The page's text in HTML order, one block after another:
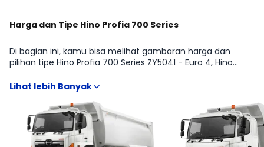
Harga dan Tipe Hino Profia 700 Series
Di bagian ini, kamu bisa melihat gambaran harga dan
pilihan tipe Hino Profia 700 Series ZY5041 - Euro 4, Hino
agar lebih mudah membandingkan fitur, transmisi, dan
budget sesuai kebutuhan TRUCK. Kami rangkum informasi
penting yang biasanya dicari sebelum beli, mulai dari
estimasi harga terbaru hingga arahan ke detail kredit dan
cicilan, supaya kamu bisa menentukan varian yang paling
pas tanpa harus buka banyak sumber.